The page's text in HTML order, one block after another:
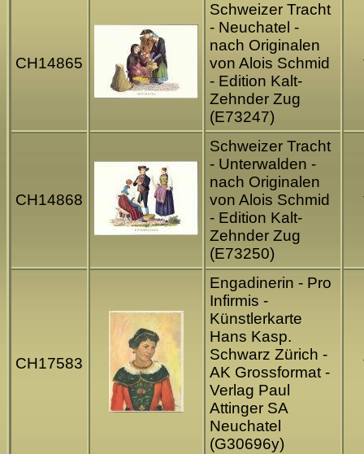
CH14865
Schweizer Tracht
- Neuchatel -
nach Originalen
von Alois Schmid
- Edition Kalt-
Zehnder Zug
(E73247)
CH14868
Schweizer Tracht
- Unterwalden -
nach Originalen
von Alois Schmid
- Edition Kalt-
Zehnder Zug
(E73250)
CH17583
Engadinerin - Pro
Infirmis -
Künstlerkarte
Hans Kasp.
Schwarz Zürich -
AK Grossformat -
Verlag Paul
Attinger SA
Neuchatel
(G30696y)